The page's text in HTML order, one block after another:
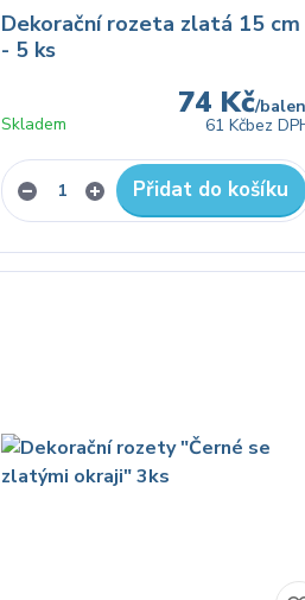
Dekorační rozeta zlatá 15 cm
- 5 ks
74 Kč/
61 Kčbez
Skladem
Přidat do košíku